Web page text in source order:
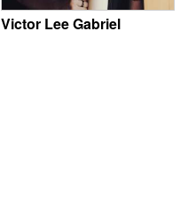
Victor Lee Gabriel